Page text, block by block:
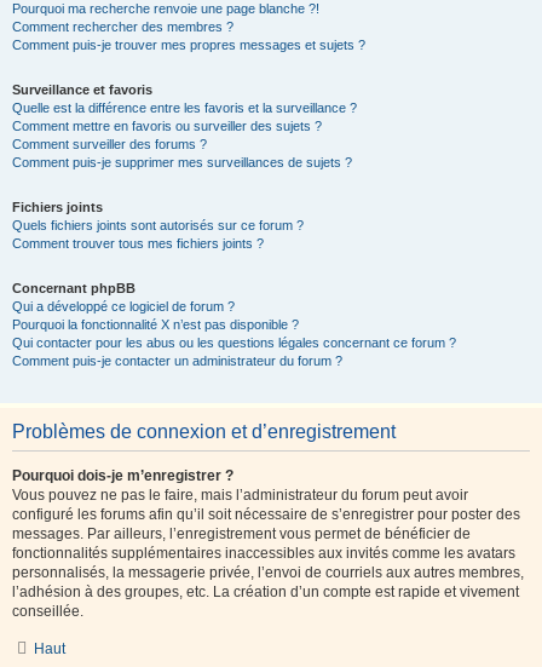
Pourquoi ma recherche renvoie une page blanche ?!
Comment rechercher des membres ?
Comment puis-je trouver mes propres messages et sujets ?
Surveillance et favoris
Quelle est la différence entre les favoris et la surveillance ?
Comment mettre en favoris ou surveiller des sujets ?
Comment surveiller des forums ?
Comment puis-je supprimer mes surveillances de sujets ?
Fichiers joints
Quels fichiers joints sont autorisés sur ce forum ?
Comment trouver tous mes fichiers joints ?
Concernant phpBB
Qui a développé ce logiciel de forum ?
Pourquoi la fonctionnalité X n’est pas disponible ?
Qui contacter pour les abus ou les questions légales concernant ce forum ?
Comment puis-je contacter un administrateur du forum ?
Problèmes de connexion et d’enregistrement
Pourquoi dois-je m’enregistrer ?
Vous pouvez ne pas le faire, mais l’administrateur du forum peut avoir
configuré les forums afin qu’il soit nécessaire de s’enregistrer pour poster des
messages. Par ailleurs, l’enregistrement vous permet de bénéficier de
fonctionnalités supplémentaires inaccessibles aux invités comme les avatars
personnalisés, la messagerie privée, l’envoi de courriels aux autres membres,
l’adhésion à des groupes, etc. La création d’un compte est rapide et vivement
conseillée.
Haut